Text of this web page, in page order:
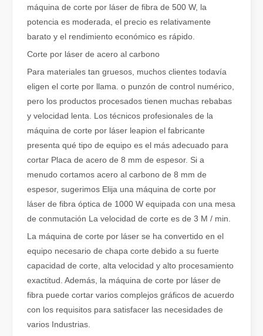
El corte de metal por láser es un método de precisión que se
El corte por láser de láminas de metal es un método de corte muy utilizado.
El corte por láser de láminas de metal es un método de corte
máquina de corte por láser de fibra de 500 W, la
potencia es moderada, el precio es relativamente
barato y el rendimiento económico es rápido.
Corte por láser de acero al carbono
Para materiales tan gruesos, muchos clientes todavía
eligen el corte por llama. o punzón de control numérico,
pero los productos procesados ​​tienen muchas rebabas
y velocidad lenta. Los técnicos profesionales de la
máquina de corte por láser leapion el fabricante
presenta qué tipo de equipo es el más adecuado para
cortar Placa de acero de 8 mm de espesor. Si a
menudo cortamos acero al carbono de 8 mm de
espesor, sugerimos Elija una máquina de corte por
láser de fibra óptica de 1000 W equipada con una mesa
de conmutación La velocidad de corte es de 3 M / min.
La máquina de corte por láser se ha convertido en el
equipo necesario de chapa corte debido a su fuerte
capacidad de corte, alta velocidad y alto procesamiento
exactitud. Además, la máquina de corte por láser de
fibra puede cortar varios complejos gráficos de acuerdo
con los requisitos para satisfacer las necesidades de
varios Industrias.